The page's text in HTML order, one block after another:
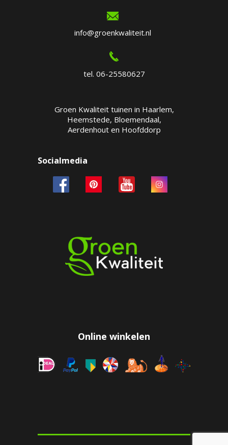
info@groenkwaliteit.nl
tel. 06-25580627
Groen Kwaliteit tuinen in Haarlem,
Heemstede, Bloemendaal,
Aerdenhout en Hoofddorp
Socialmedia
Online winkelen